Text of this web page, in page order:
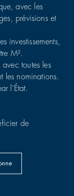
avec les
prévisions et
investissements,
M².
avec toutes les
les nominations.
l'État.
de